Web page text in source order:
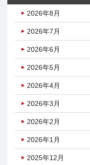
2026年8月
2026年7月
2026年6月
2026年5月
2026年4月
2026年3月
2026年2月
2026年1月
2025年12月